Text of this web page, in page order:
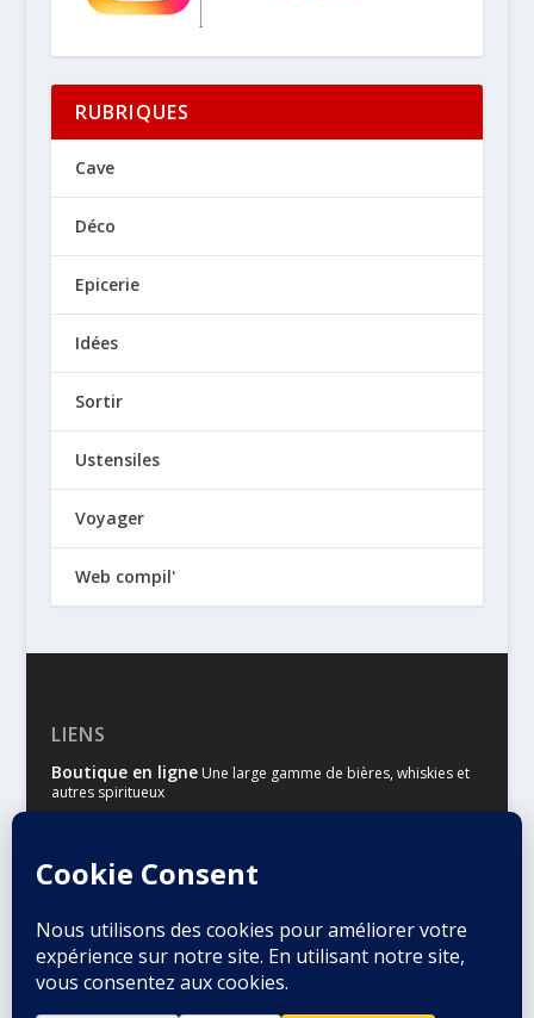
RUBRIQUES
Cave
Déco
Epicerie
Idées
Sortir
Ustensiles
Voyager
Web compil'
LIENS
Boutique en ligneUne large gamme de bières, whiskies et
autres spiritueux
bière et de whisky